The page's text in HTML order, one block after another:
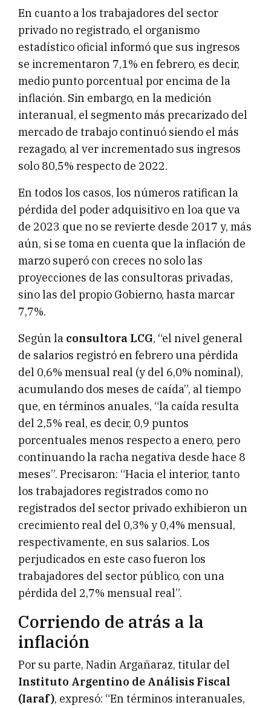
En cuanto a los trabajadores del sector
privado no registrado, el organismo
estadístico oficial informó que sus ingresos
se incrementaron 7,1% en febrero, es decir,
medio punto porcentual por encima de la
inflación. Sin embargo, en la medición
interanual, el segmento más precarizado del
mercado de trabajo continuó siendo el más
rezagado, al ver incrementado sus ingresos
solo 80,5% respecto de 2022.
En todos los casos, los números ratifican la
pérdida del poder adquisitivo en loa que va
de 2023 que no se revierte desde 2017 y, más
aún, si se toma en cuenta que la inflación de
marzo superó con creces no solo las
proyecciones de las consultoras privadas,
sino las del propio Gobierno, hasta marcar
7,7%.
Según la consultora LCG, “el nivel general
de salarios registró en febrero una pérdida
del 0,6% mensual real (y del 6,0% nominal),
acumulando dos meses de caída”, al tiempo
que, en términos anuales, “la caída resulta
del 2,5% real, es decir, 0,9 puntos
porcentuales menos respecto a enero, pero
continuando la racha negativa desde hace 8
meses”. Precisaron: “Hacia el interior, tanto
los trabajadores registrados como no
registrados del sector privado exhibieron un
crecimiento real del 0,3% y 0,4% mensual,
respectivamente, en sus salarios. Los
perjudicados en este caso fueron los
trabajadores del sector público, con una
pérdida del 2,7% mensual real”.
Corriendo de atrás a la
inflación
Por su parte, Nadin Argañaraz, titular del
Instituto Argentino de Análisis Fiscal
(Iaraf), expresó: “En términos interanuales,